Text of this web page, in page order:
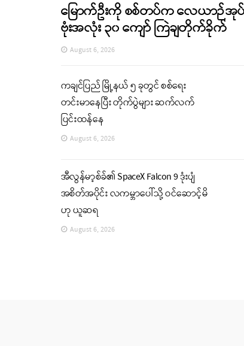
မြောက်ဦးကို စစ်တပ်က လေယာဉ်အုပ်
ဗုံးအလုံး ၃၀ ကျော် ကြဲချတိုက်ခိုက်
August 6, 2026
ကချင်ပြည် မြို့နယ် ၅ ခုတွင် စစ်ရေး
တင်းမာနေပြီး တိုက်ပွဲများ ဆက်လက်
ပြင်းထန်နေ
August 6, 2026
အီလွန်မာ့စ်ခ်၏ SpaceX Falcon 9 ဒုံးပျံ
အစိတ်အပိုင်း လကမ္ဘာပေါ်သို့ ဝင်ဆောင့်မိ
ဟု ယူဆရ
August 6, 2026